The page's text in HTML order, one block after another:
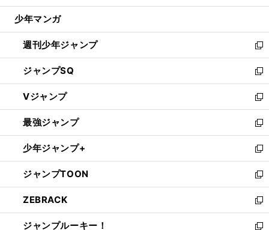
ウ
開
く
少年マンガ
週刊少年ジャンプ
新
し
い
ウ
ィ
ン
ド
ウ
で
開
く
ジャンプSQ
新
し
い
ウ
ィ
ン
ド
ウ
で
開
く
Vジャンプ
新
し
い
ウ
ィ
ン
ド
ウ
で
開
く
最強ジャンプ
新
し
い
ウ
ィ
ン
ド
ウ
で
少年ジャンプ+
新
し
い
ウ
ィ
ン
ド
ジャンプTOON
新
し
い
ウ
ィ
ZEBRACK
新
し
い
ジャンプルーキー！